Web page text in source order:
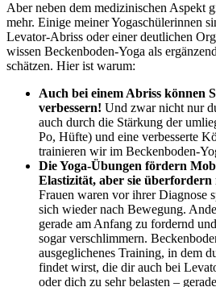
Aber neben dem medizinischen Aspekt
mehr. Einige meiner Yogaschülerinnen
Levator-Abriss oder einer deutlichen
wissen Beckenboden-Yoga als
schätzen. Hier ist warum:
Auch bei einem Abriss können
verbessern! Und zwar nicht nur
auch durch die Stärkung der
Po, Hüfte) und eine verbesserte
trainieren wir im Beckenboden-
Die Yoga-Übungen fördern
Elastizität, aber sie überfordern
Frauen waren vor ihrer Diagnose
sich wieder nach Bewegung.
gerade am Anfang zu fordernd
sogar verschlimmern.
ausgeglichenes Training, in dem
findet wirst, die dir auch bei
oder dich zu sehr belasten –